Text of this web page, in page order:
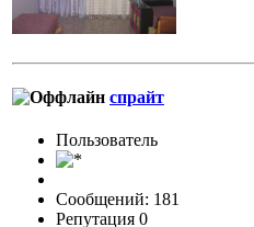
спрайт
Пользовaтeль
Сообщений: 181
Репутация 0